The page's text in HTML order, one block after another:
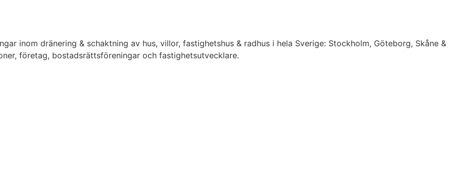
inom dränering & schaktning av hus, villor, fastighetshus & radhus i hela Sverige: Stockholm, Göteborg, Skåne &
företag, bostadsrättsföreningar och fastighetsutvecklare.